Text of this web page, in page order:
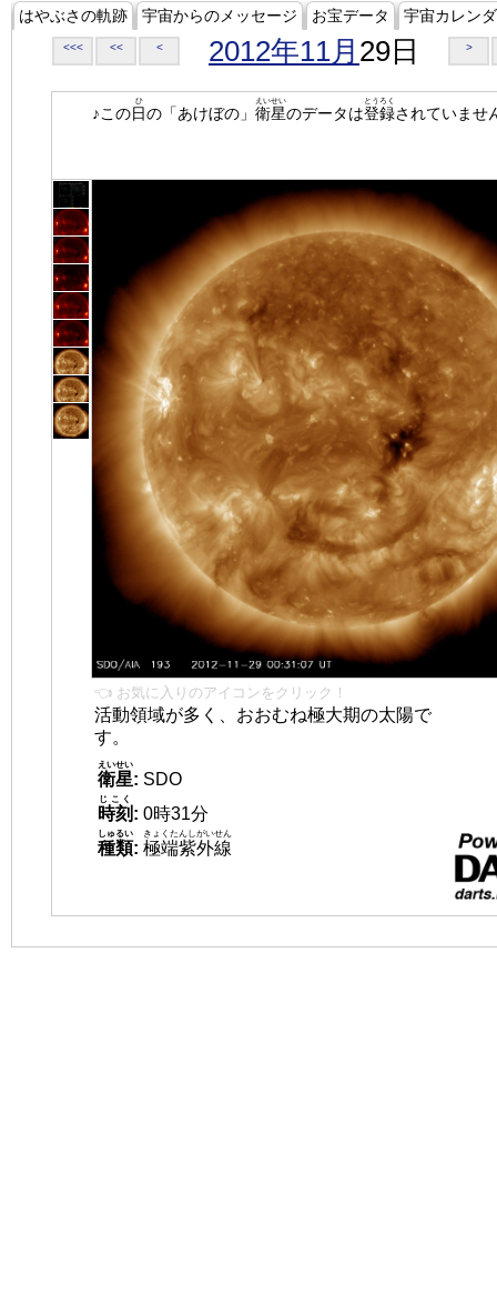
はやぶさの軌跡 宇宙からのメッセージ お宝データ 宇宙カレン
<<< << < 2012年11月 29日 >
♪この日
ひ
の「あけぼの」 衛星
えいせい
のデータは登録
とうろく
されていませ
👈 お気に入りのアイコンをクリック！
活動領域が多く、おおむね極大期の太陽で
す。
衛星
えいせい
: SDO
時刻
じこく
: 0時31分
種類
しゅるい
: 極端紫外線
きょくたんしがいせん